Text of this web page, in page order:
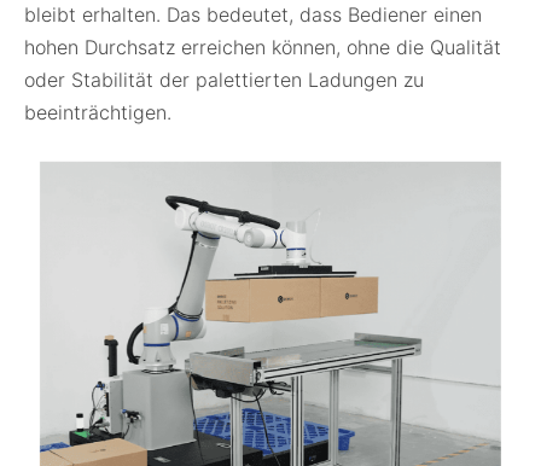
bleibt erhalten. Das bedeutet, dass Bediener einen
hohen Durchsatz erreichen können, ohne die Qualität
oder Stabilität der palettierten Ladungen zu
beeinträchtigen.